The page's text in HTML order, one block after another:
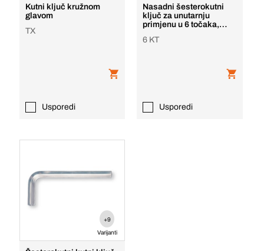
Kutni ključ kružnom
glavom
TX
Usporedi
Nasadni šesterokutni
ključ za unutarnju
primjenu u 6 točaka,
6 KT
Usporedi
+9
Varijanti